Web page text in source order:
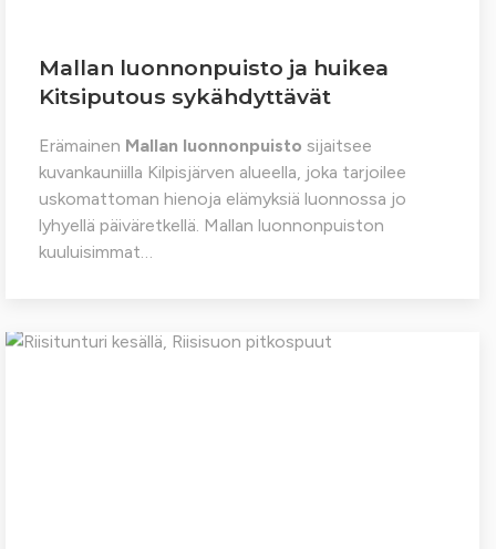
Mallan luonnonpuisto ja huikea
Kitsiputous sykähdyttävät
Erämainen Mallan luonnonpuisto sijaitsee
kuvankauniilla Kilpisjärven alueella, joka tarjoilee
uskomattoman hienoja elämyksiä luonnossa jo
lyhyellä päiväretkellä. Mallan luonnonpuiston
kuuluisimmat…